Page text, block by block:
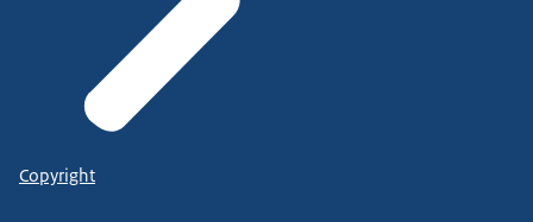
Copyright